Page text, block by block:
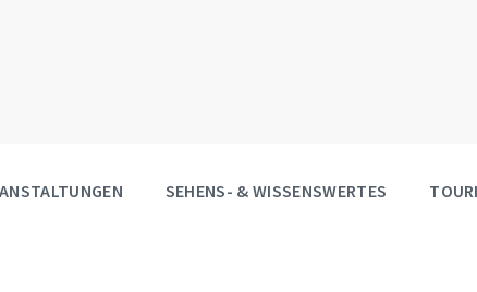
SEHENS- & WISSENSWERTES